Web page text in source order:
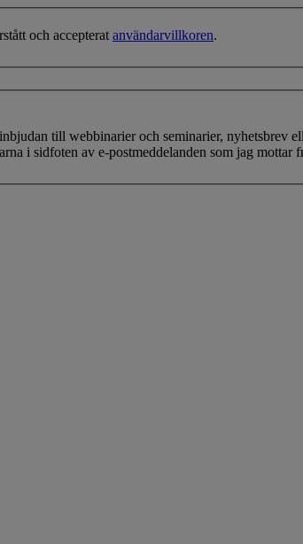
och accepterat användarvillkoren.
till webbinarier och seminarier, nyhetsbrev
i sidfoten av e-postmeddelanden som jag mottar